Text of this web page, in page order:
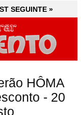
SEGUINTE »
HÔMA
- 20
SEGUINTE »